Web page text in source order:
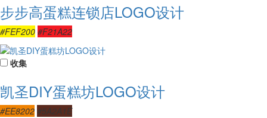
步步高蛋糕连锁店LOGO设计
#FEF200 #F21A22
收集
凯圣DIY蛋糕坊LOGO设计
#EE8202 #5A2A1E